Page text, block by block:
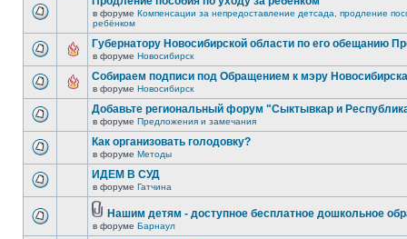
в форуме Компенсации за непредоставление детсада, продление
ребёнком
Губернатору Новосибирской области по его обещанию
в форуме Новосибирск
Собираем подписи под Обращением к мэру
в форуме Новосибирск
Добавьте региональный форум "Сыктывкар и
в форуме Предложения и замечания
Как организовать голодовку?
в форуме Методы
ИДЕМ В СУД
в форуме Гатчина
Нашим детям - доступное бесплатное дошкольное
в форуме Барнаул